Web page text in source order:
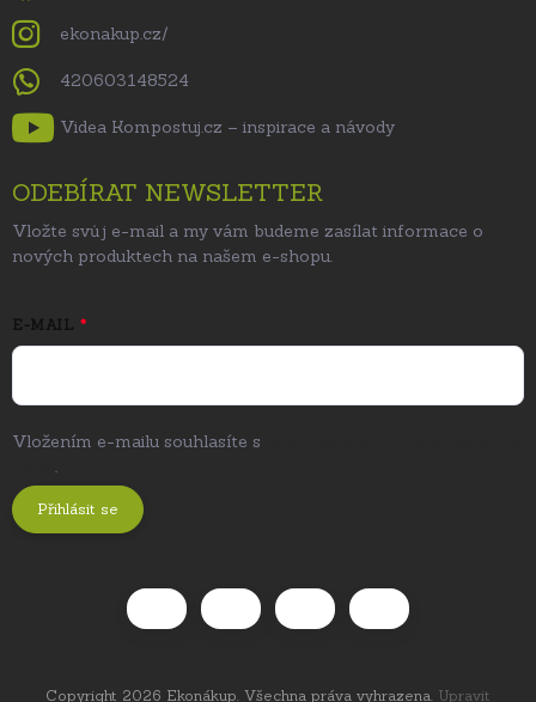
ekonakup.cz/
420603148524
Videa Kompostuj.cz – inspirace a návody
ODEBÍRAT NEWSLETTER
Vložte svůj e-mail a my vám budeme zasílat informace o
nových produktech na našem e-shopu.
E-MAIL
Vložením e-mailu souhlasíte s
.
Přihlásit se
Copyright 2026 Ekonákup. Všechna práva vyhrazena. Upravit